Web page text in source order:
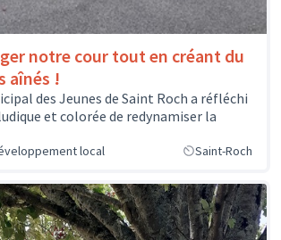
notre cour tout en créant du
aînés !
des Jeunes de Saint Roch a réfléchi
et colorée de redynamiser la
local Saint-Roch